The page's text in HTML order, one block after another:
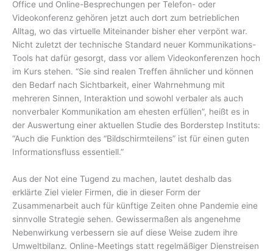
Office und Online-Besprechungen per Telefon- oder
Videokonferenz gehören jetzt auch dort zum betrieblichen
Alltag, wo das virtuelle Miteinander bisher eher verpönt war.
Nicht zuletzt der technische Standard neuer Kommunikations-
Tools hat dafür gesorgt, dass vor allem Videokonferenzen hoch
im Kurs stehen. “Sie sind realen Treffen ähnlicher und können
den Bedarf nach Sichtbarkeit, einer Wahrnehmung mit
mehreren Sinnen, Interaktion und sowohl verbaler als auch
nonverbaler Kommunikation am ehesten erfüllen”, heißt es in
der Auswertung einer aktuellen Studie des Borderstep Instituts:
“Auch die Funktion des “Bildschirmteilens” ist für einen guten
Informationsfluss essentiell.”
Aus der Not eine Tugend zu machen, lautet deshalb das
erklärte Ziel vieler Firmen, die in dieser Form der
Zusammenarbeit auch für künftige Zeiten ohne Pandemie eine
sinnvolle Strategie sehen. Gewissermaßen als angenehme
Nebenwirkung verbessern sie auf diese Weise zudem ihre
Umweltbilanz. Online-Meetings statt regelmäßiger Dienstreisen